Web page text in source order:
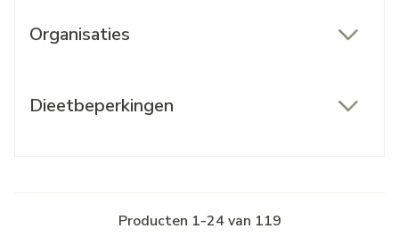
Organisaties
Dieetbeperkingen
Producten 1-24van 119